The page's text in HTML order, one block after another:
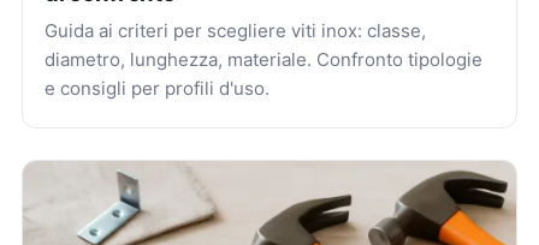
Guida ai criteri per scegliere viti inox: classe,
diametro, lunghezza, materiale. Confronto tipologie
e consigli per profili d'uso.